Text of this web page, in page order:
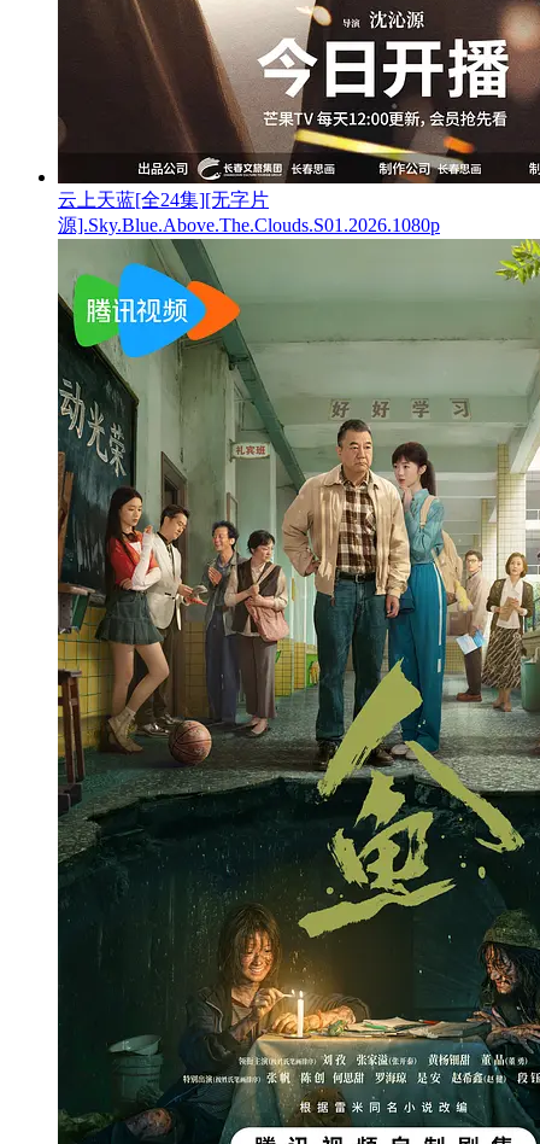
云上天蓝[全24集][无字片
源].Sky.Blue.Above.The.Clouds.S01.2026.1080p